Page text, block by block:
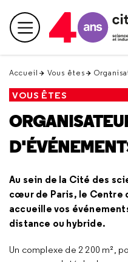
en
haut Menu principal
Accueil Vous êtes
VOUS ÊTES
Au sein de la Cité des
cœur de Paris, le Centre
accueille vos
distance ou hybride.
Un complexe de 2 200 m²,